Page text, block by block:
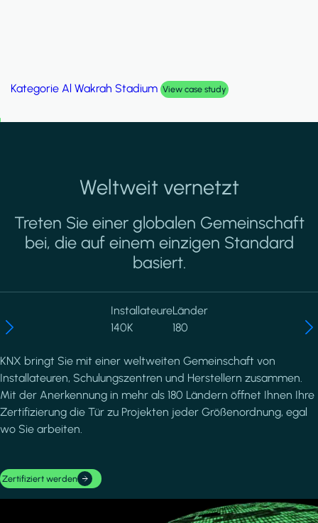
Kategorie Palm Hills Smart Villa View case study
Weltweit vernetzt
Treten Sie einer globalen Gemeinschaft
bei, die auf einem einzigen Standard
basiert.
Installateure
140K
Länder
180
KNX bringt Sie mit einer weltweiten Gemeinschaft von
Installateuren, Schulungszentren und Herstellern zusammen.
Mit der Anerkennung in mehr als 180 Ländern öffnet Ihnen Ihre
Zertifizierung die Tür zu Projekten jeder Größenordnung, egal
wo Sie arbeiten.
Zertifiziert werden